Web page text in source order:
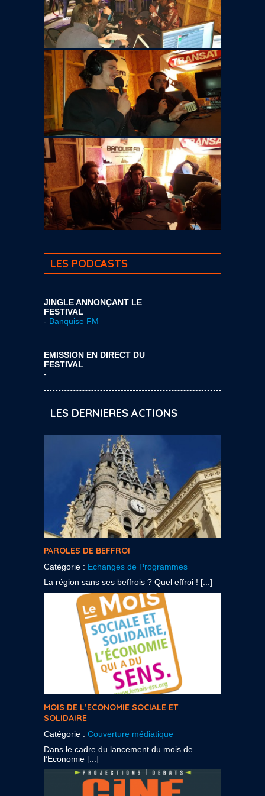
LES PODCASTS
JINGLE ANNONÇANT LE
FESTIVAL
- Banquise FM
EMISSION EN DIRECT DU
FESTIVAL
-
LES DERNIERES ACTIONS
PAROLES DE BEFFROI
Catégorie : Echanges de Programmes
La région sans ses beffrois ? Quel effroi ! [...]
MOIS DE L’ECONOMIE SOCIALE ET
SOLIDAIRE
Catégorie : Couverture médiatique
Dans le cadre du lancement du mois de
l’Economie [...]